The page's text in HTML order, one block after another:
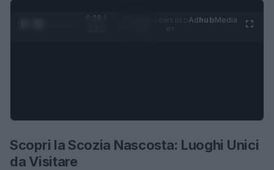
0:29 /
AdhubMedia
Scopri la Scozia Nascosta: Luoghi Unici
da Visitare